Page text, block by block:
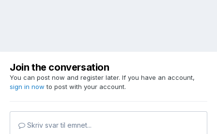
Join the conversation
You can post now and register later. If you have an account,
sign in now to post with your account.
Skriv svar til emnet...